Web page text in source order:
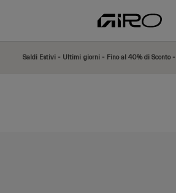
Saldi Estivi - Ultimi giorni - Fino al 40% di Sconto -